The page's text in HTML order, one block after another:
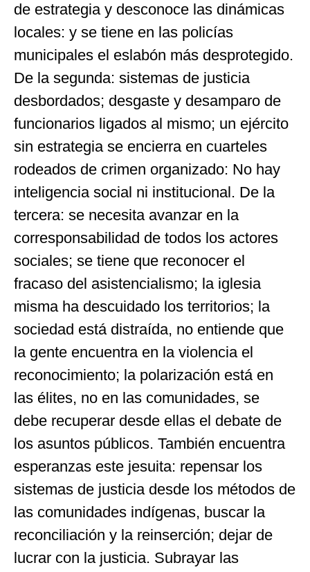
de estrategia y desconoce las dinámicas
locales: y se tiene en las policías
municipales el eslabón más desprotegido.
De la segunda: sistemas de justicia
desbordados; desgaste y desamparo de
funcionarios ligados al mismo; un ejército
sin estrategia se encierra en cuarteles
rodeados de crimen organizado: No hay
inteligencia social ni institucional. De la
tercera: se necesita avanzar en la
corresponsabilidad de todos los actores
sociales; se tiene que reconocer el
fracaso del asistencialismo; la iglesia
misma ha descuidado los territorios; la
sociedad está distraída, no entiende que
la gente encuentra en la violencia el
reconocimiento; la polarización está en
las élites, no en las comunidades, se
debe recuperar desde ellas el debate de
los asuntos públicos. También encuentra
esperanzas este jesuita: repensar los
sistemas de justicia desde los métodos de
las comunidades indígenas, buscar la
reconciliación y la reinserción; dejar de
lucrar con la justicia. Subrayar las